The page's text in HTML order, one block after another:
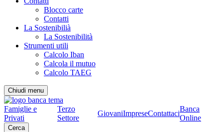
Blocco carte
Contatti
La Sostenibilià
La Sostenibilità
Strumenti utili
Calcolo Iban
Calcola il mutuo
Calcolo TAEG
Chiudi menu
Famiglie e
Privati
Terzo
Settore
GiovaniImpreseContattaci
Banca
Online
Cerca